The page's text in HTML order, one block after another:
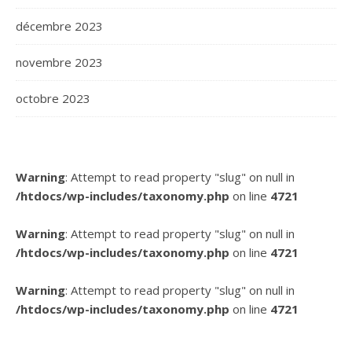
décembre 2023
novembre 2023
octobre 2023
Warning: Attempt to read property "slug" on null in
/htdocs/wp-includes/taxonomy.php on line 4721
Warning: Attempt to read property "slug" on null in
/htdocs/wp-includes/taxonomy.php on line 4721
Warning: Attempt to read property "slug" on null in
/htdocs/wp-includes/taxonomy.php on line 4721